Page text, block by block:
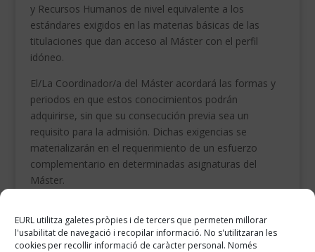
EURL utilitza galetes pròpies i de tercers que permeten millorar
l'usabilitat de navegació i recopilar informació. No s'utilitzaran les
cookies per recollir informació de caràcter personal. Només
y Recursos Humanos de nivel equivalente a los
estándares exigidos en las materias básicas de las
titulaciones que dan acceso al Máster con el perfil
idóneo.
El/La Coordinador/a del Máster acordará las formas y
periodos en que estos conocimientos podrán
adquirirse, sin que su consecución previa sea un
requisito para la admisión. Dichas exigencias se
materializarán en el requerimiento de un esfuerzo
complementario en determinadas asignaturas del
Máster.
tendrán en cuenta las asignaturas y horarios que se
imparte en la EURL en el Grado en Relaciones